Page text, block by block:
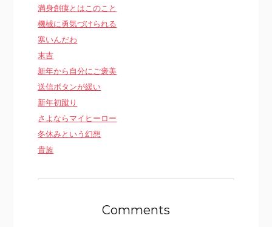
満身創痍とはこのこと
機械に勇気づけられる
寒いんだわ
末吉
新年から自分にご褒美
送信ボタンが緩い
新年初蹴り
さよならマイヒーロー
冬休みという幻想
貴族
Comments